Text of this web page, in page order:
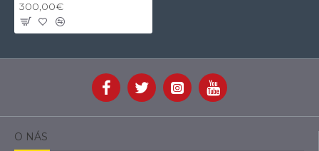
300,00€
O NÁS